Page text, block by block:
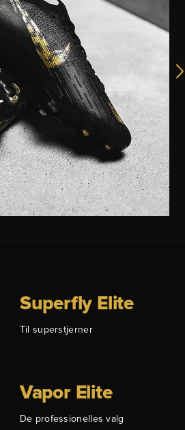
Superfly Elite
Til superstjerner
Vapor Elite
De professionelles valg